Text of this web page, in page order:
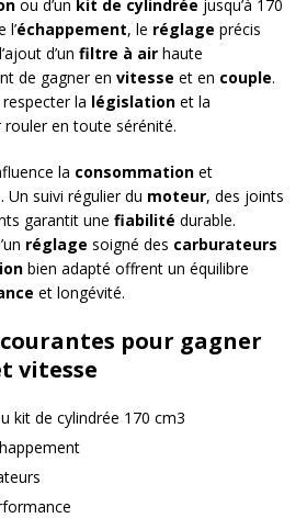
ou d’un kit de cylindrée jusqu’à 170
l’échappement, le réglage précis
d’un filtre à air haute
de gagner en vitesse et en couple.
la législation et la
rouler en toute sérénité.
la consommation et
Un suivi régulier du moteur, des joints
garantit une fiabilité durable.
réglage soigné des carburateurs
bien adapté offrent un équilibre
et longévité.
pour gagner
vitesse
kit de cylindrée 170 cm3